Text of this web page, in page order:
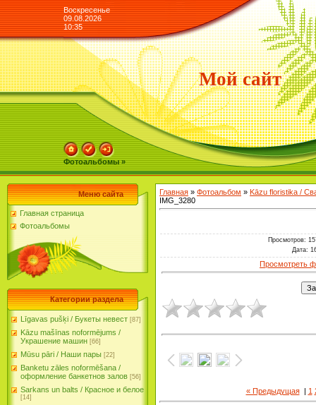
Воскресенье
09.08.2026
10:35
Мой сайт
Фотоальбомы »
Меню сайта
Главная страница
Фотоальбомы
Категории раздела
Līgavas pušķi / Букеты невест [87]
Kāzu mašīnas noformējums /
Украшение машин [66]
Mūsu pāri / Наши пары [22]
Banketu zāles noformēšana /
оформление банкетнов залов [56]
Sarkans un balts / Красное и белое
[14]
Главная » Фотоальбом » Kāzu floristika /
IMG_3280
Просмотров:
Дата:
Просмотреть
« Предыдущая| 1